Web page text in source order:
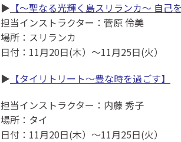
▶ 【〜聖なる光輝く島スリランカ〜 自己
担当インストラクター：菅原 伶美
場所：スリランカ
日付：11月20日(木）～11月25日(火）
▶ 【タイリトリート～豊な時を過ごす】
担当インストラクター：内藤 秀子
場所：タイ
日付：11月20日(木）〜11月25日(火）